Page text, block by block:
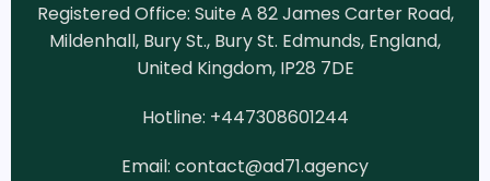
Registered Office: Suite A 82 James Carter Road,
Mildenhall, Bury St., Bury St. Edmunds, England,
United Kingdom, IP28 7DE
Hotline: +447308601244
Email: contact@ad71.agency